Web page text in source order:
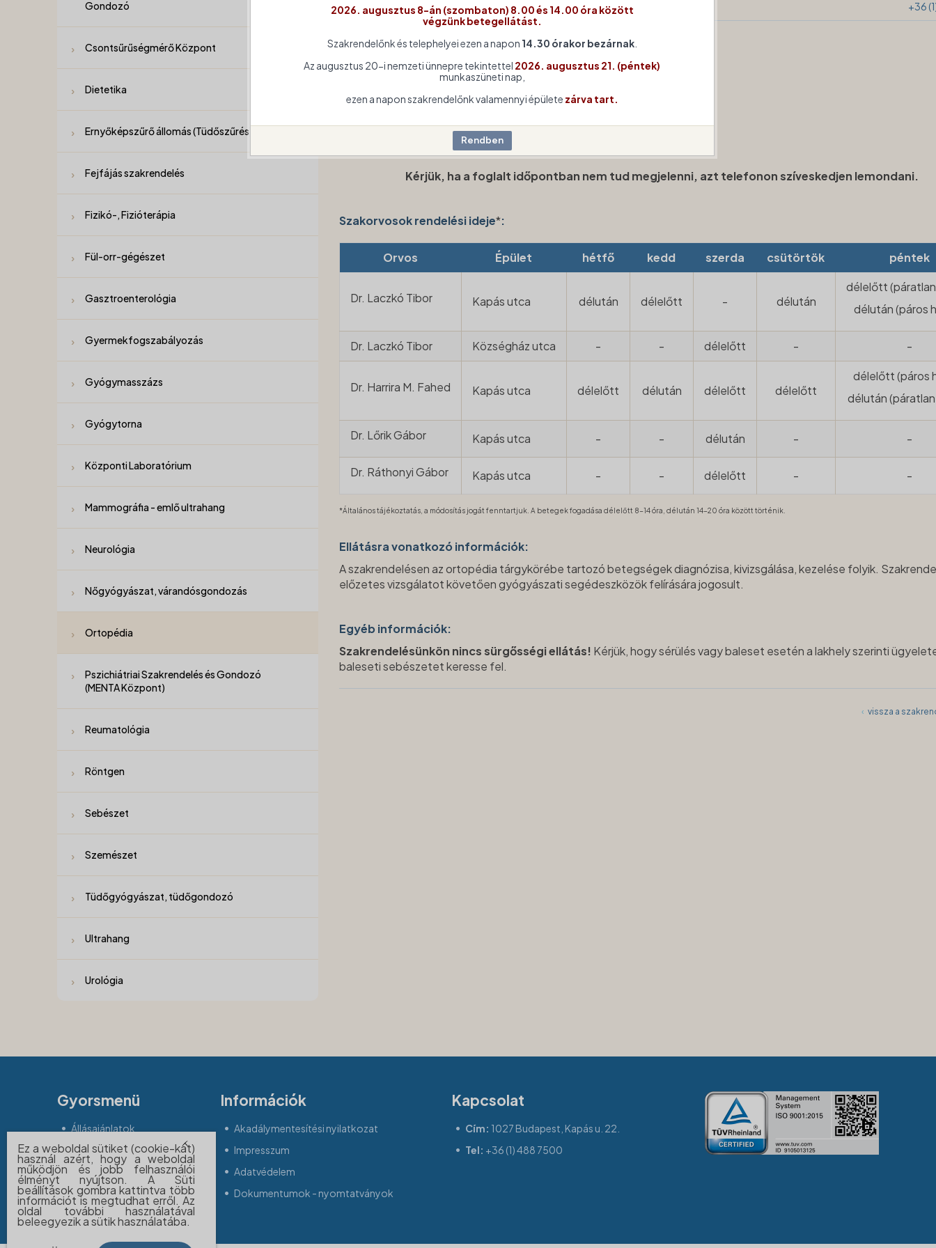
Gondozó
Csontsűrűségmérő Központ
Dietetika
Ernyőképszűrő állomás (Tüdőszűrés)
Fejfájás szakrendelés
Fizikó-, Fizióterápia
Fül-orr-gégészet
Gasztroenterológia
Gyermekfogszabályozás
Gyógymasszázs
Gyógytorna
Központi Laboratórium
Mammográfia - emlő ultrahang
Neurológia
Nőgyógyászat, várandósgondozás
Ortopédia
Pszichiátriai Szakrendelés és Gondozó
(MENTA Központ)
Reumatológia
Röntgen
Sebészet
Szemészet
Tüdőgyógyászat, tüdőgondozó
Ultrahang
Urológia
1028 Budapest. Községház u. 12. (bejárat a Szabadság utca felől)
+36
Beutaló:szükséges
Előzetes időpont foglalás:szükséges
Telefon
Tovább az időpontfoglaló felületre
Kérjük, ha a foglalt időpontban nem tud megjelenni, azt telefonon szíveskedjen lemondani.
Szakorvosok rendelési ideje*:
Orvos Épület hétfő kedd szerda csütörtök péntek
Dr. Laczkó Tibor Kapás utca délután délelőtt - délután
délelőtt
délután (páros
Dr. Laczkó Tibor Községház utca - - délelőtt - -
Dr. Harrira M. Fahed Kapás utca délelőtt délután délelőtt délelőtt
délelőtt (páros
délután
Dr. Lőrik Gábor Kapás utca - - délután - -
Dr. Ráthonyi Gábor Kapás utca - - délelőtt - -
*Általános tájékoztatás, a módosítás jogát fenntartjuk. A betegek fogadása délelőtt 8-14 óra, délután 14-20 óra között történik.
Ellátásra vonatkozó információk:
A szakrendelésen az ortopédia tárgykörébe tartozó betegségek diagnózisa, kivizsgálása, kezelése folyik.
előzetes vizsgálatot követően gyógyászati segédeszközök felírására jogosult.
Egyéb információk:
Szakrendelésünkön nincs sürgősségi ellátás! Kérjük, hogy sérülés vagy baleset esetén a lakhely szerinti
baleseti sebészetet keresse fel.
‹ vissza a
Gyorsmenü
Állásajánlatok
Betegjogi képviselő
Időpontfoglalás
Információk
Akadálymentesítési nyilatkozat
Impresszum
Adatvédelem
Dokumentumok - nyomtatványok
Kapcsolat
Cím: 1027 Budapest, Kapás u. 22.
Tel: +36 (1) 488 7500
Ez a weboldal sütiket (cookie-kat)
használ azért, hogy a weboldal
működjön és jobb felhasználói
élményt nyújtson. A Süti
beállítások gombra kattintva több
információt is megtudhat erről. Az
oldal további használatával
beleegyezik a sütik használatába.
2026. augusztus 8-án (szombaton) 8.00 és 14.00 óra között
végzünk betegellátást.
Szakrendelőnk és telephelyei ezen a napon 14.30 órakor bezárnak.
Az augusztus 20-i nemzeti ünnepre tekintettel 2026. augusztus 21. (péntek)
munkaszüneti nap,
ezen a napon szakrendelőnk valamennyi épülete zárva tart.